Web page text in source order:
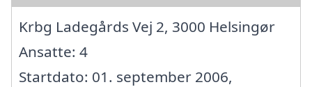
Krbg Ladegårds Vej 2, 3000 Helsingør
Ansatte: 4
Startdato: 01. september 2006,